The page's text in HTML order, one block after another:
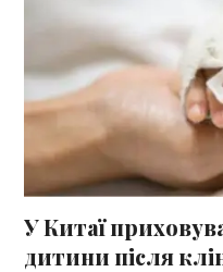
У Китаї
дитини після